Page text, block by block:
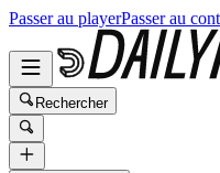
Passer au playerPasser au
Rechercher